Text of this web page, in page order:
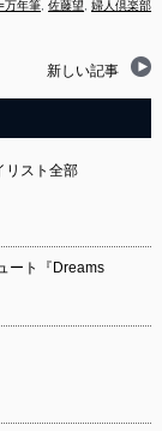
万年筆 ,佐藤望 ,婦人倶楽部
新しい記事
リスト全部
ート『Dreams